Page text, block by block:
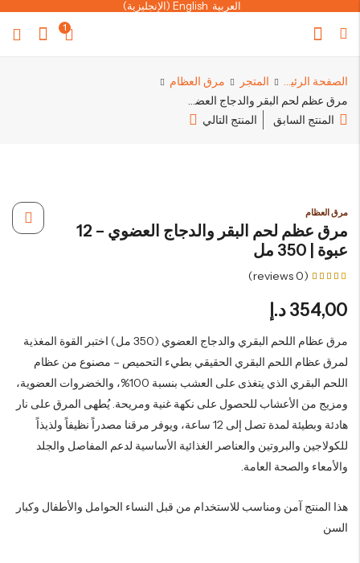
العربية English
(الإنجليزية)
1
الصفحة الرئيسية المتجر
مرق العظام
مرق عظم لحم البقر والدجاج العضوي – 12 عبوة | 350 مل
المنتج السابق
المنتج التالي
مرق العظام
مرق عظم لحم البقر والدجاج العضوي – 12
عبوة | 350 مل
التقييم
بـ
5.00
بناءً
على
تقييم
عملاء
(
0
354,00د.إ
مرق عظام اللحم البقري والدجاج العضوي (350 مل) اختبر القوة المغذية
لمرق عظام اللحم البقري الحقيقي بطيء التحميص – مصنوع من عظام
اللحم البقري الذي يتغذى على العشب بنسبة 100%، والخضروات العضوية،
ومزيج من الأعشاب للحصول على نكهة غنية ومريحة. يُطهى المرق على نار
هادئة وبطيئة لمدة تصل إلى 12 ساعة، ويوفر مرقنا مصدراً نظيفاً ولذيذاً
للكولاجين والبروتين والعناصر الغذائية الأساسية لدعم المفاصل والجلد
والأمعاء والصحة العامة.
هذا المنتج آمن ومناسب للاستخدام من قبل النساء الحوامل والأطفال وكبار
السن